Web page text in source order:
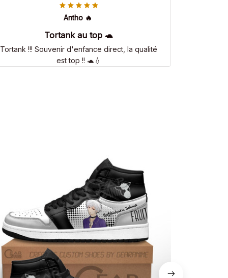
Antho 🔥
Tortank au top 🐢
Tortank !!! Souvenir d'enfance direct, la qualité
est top !! 🐢💧